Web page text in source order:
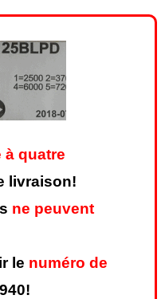
à quatre
livraison!
ne peuvent
le numéro de